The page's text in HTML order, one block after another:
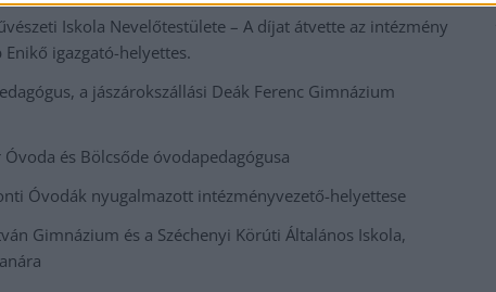
Iskola Nevelőtestülete – A díjat átvette az intézmény
Enikő igazgató-helyettes.
a jászárokszállási Deák Ferenc Gimnázium
és Bölcsőde óvodapedagógusa
Óvodák nyugalmazott intézményvezető-helyettese
Gimnázium és a Széchenyi Körúti Általános Iskola,